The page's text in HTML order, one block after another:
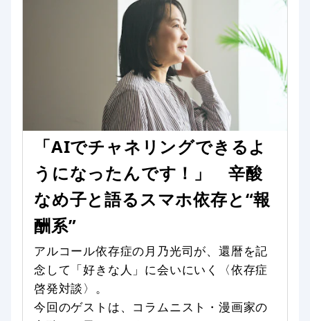
「AIでチャネリングできるよ
うになったんです！」 辛酸
なめ子と語るスマホ依存と“報
酬系”
アルコール依存症の月乃光司が、還暦を記
念して「好きな人」に会いにいく〈依存症
啓発対談〉。
今回のゲストは、コラムニスト・漫画家の